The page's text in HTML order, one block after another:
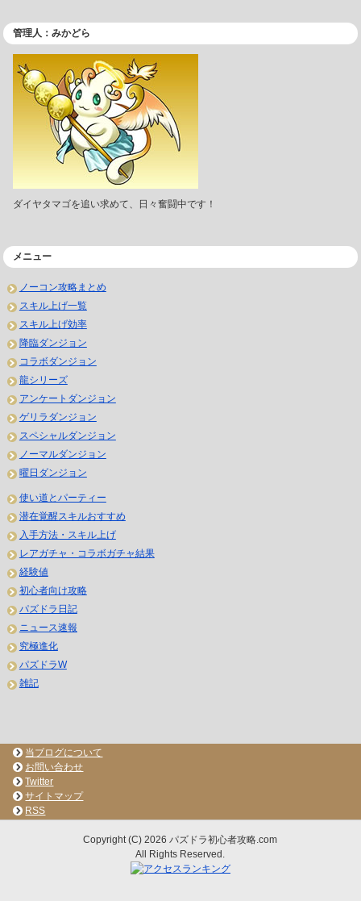
管理人：みかどら
ダイヤタマゴを追い求めて、日々奮闘中です！
メニュー
ノーコン攻略まとめ
スキル上げ一覧
スキル上げ効率
降臨ダンジョン
コラボダンジョン
龍シリーズ
アンケートダンジョン
ゲリラダンジョン
スペシャルダンジョン
ノーマルダンジョン
曜日ダンジョン
使い道とパーティー
潜在覚醒スキルおすすめ
入手方法・スキル上げ
レアガチャ・コラボガチャ結果
経験値
初心者向け攻略
パズドラ日記
ニュース速報
究極進化
パズドラW
雑記
当ブログについて
お問い合わせ
Twitter
サイトマップ
RSS
Copyright (C) 2026 パズドラ初心者攻略.com
All Rights Reserved.